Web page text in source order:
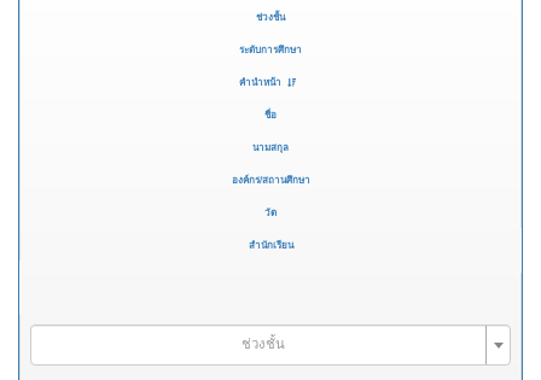
ช่วงชั้น
ระดับการศึกษา
คำนำหน้า
ชื่อ
นามสกุล
องค์กร/สถานศึกษา
วัด
สำนักเรียน
ช่วงชั้น